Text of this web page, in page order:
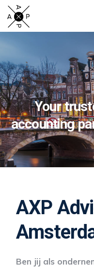
Your
accounting
AXP
Ben jij als